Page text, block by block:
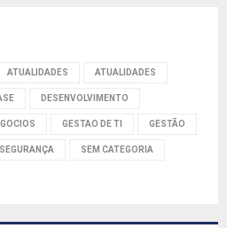
ATUALIDADES ATUALIDADES
DESENVOLVIMENTO
GESTAO DE TI GESTÃO
SEGURANÇA SEM CATEGORIA